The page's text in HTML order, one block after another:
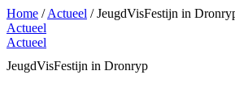
Home /Actueel /JeugdVisFestijn in
Actueel
Actueel
JeugdVisFestijn in Dronryp